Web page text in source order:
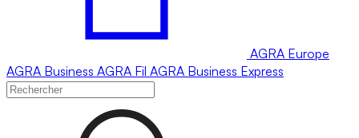
AGRA Europe
AGRA Business AGRA Fil AGRA Business Express